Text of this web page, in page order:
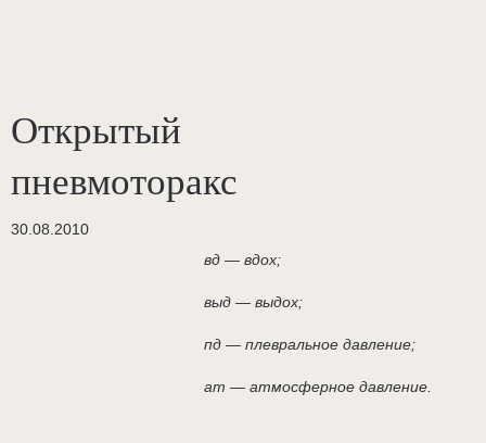
Открытый
пневмоторакс
30.08.2010
вд — вдох;
выд — выдох;
пд — плевральное давление;
ат — атмосферное давление.